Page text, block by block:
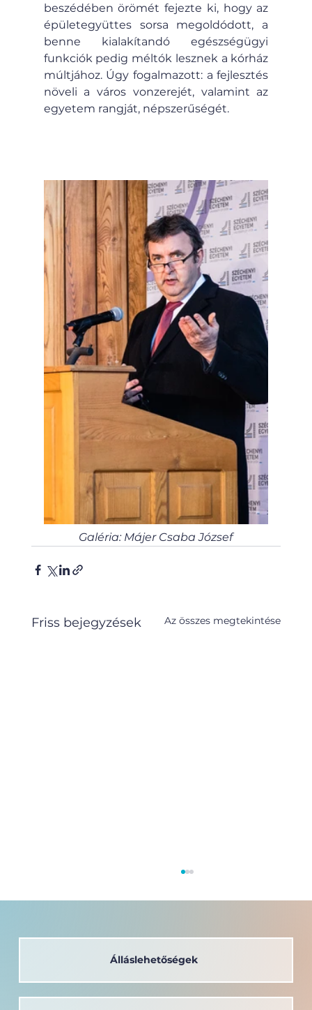
beszédében örömét fejezte ki, hogy az
épületegyüttes sorsa megoldódott, a
benne kialakítandó egészségügyi
funkciók pedig méltók lesznek a kórház
múltjához. Úgy fogalmazott: a fejlesztés
növeli a város vonzerejét, valamint az
egyetem rangját, népszerűségét.
Galéria: Májer Csaba József
Friss bejegyzések Az összes megtekintése
Álláslehetőségek